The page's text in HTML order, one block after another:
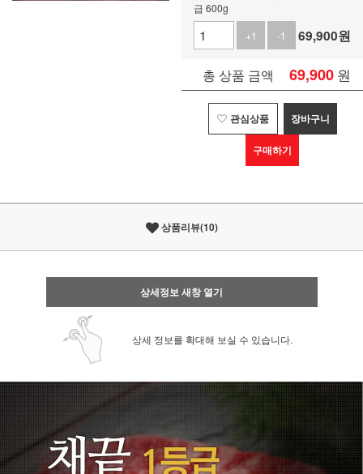
급 600g
+1
-1 69,900원
총 상품 금액 69,900 원
관심상품 장바구니
구매하기
상품리뷰(10)
상세정보 새창 열기
상세 정보를 확대해 보실 수 있습니다.